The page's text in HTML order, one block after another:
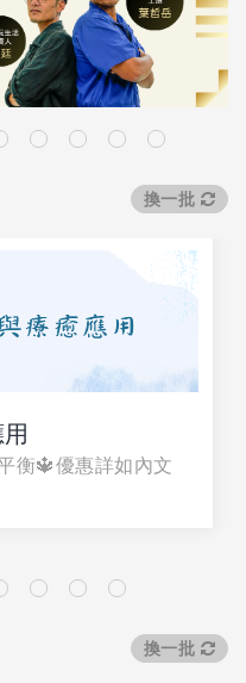
換一批
衡🔱優惠詳如內文
換一批